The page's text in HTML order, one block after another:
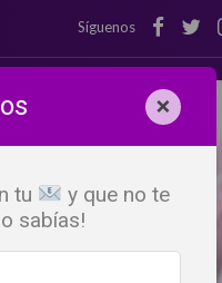
Síguenos
×
tu
y que no te
sabías!